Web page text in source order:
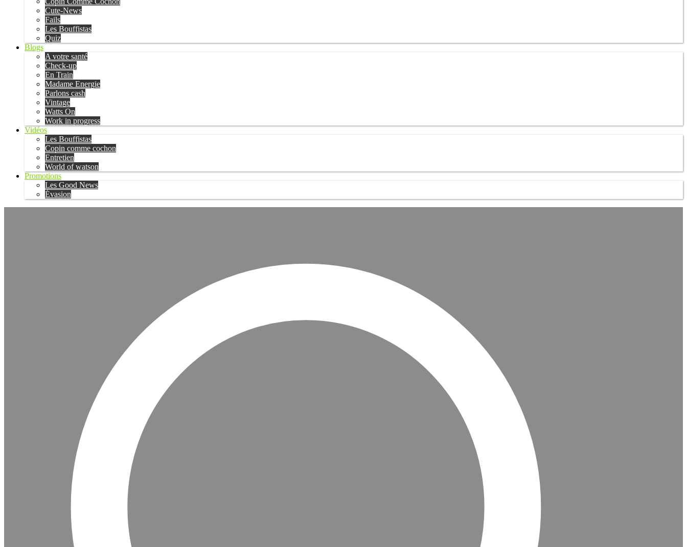
Cute-News
Fails
Les Bouffistas
Quiz
Blogs
A votre santé
Check-up
En Train
Madame Energie
Parlons cash
Vintage
Watts On
Work in progress
Vidéos
Les Bouffistas
Copin comme cochon
Entretien
World of watson
Promotions
Les Good News
Évasion